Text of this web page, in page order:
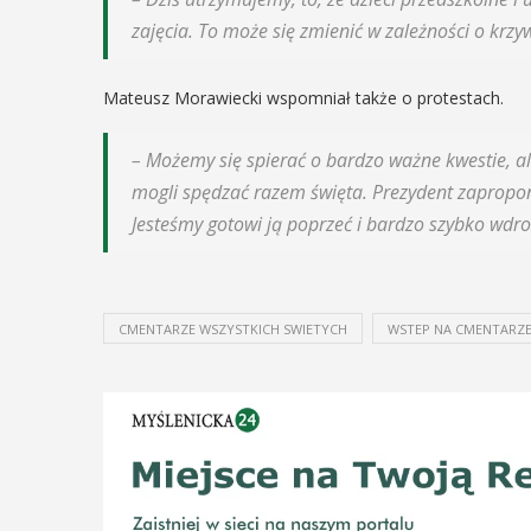
zajęcia. To może się zmienić w zależności o
Mateusz Morawiecki wspomniał także o protestach.
– Możemy się spierać o bardzo ważne kwestie,
mogli spędzać razem święta. Prezydent
Jesteśmy gotowi ją poprzeć i bardzo szybko
CMENTARZE WSZYSTKICH SWIETYCH WSTEP NA CMENTARZE
Międzynarodowe
w dniach 13–20 lipca.
festiwalu jest Gmina
wspierana przez Myślenicki
29
SIERPIEŃ
V Turniej
Wydarzenie